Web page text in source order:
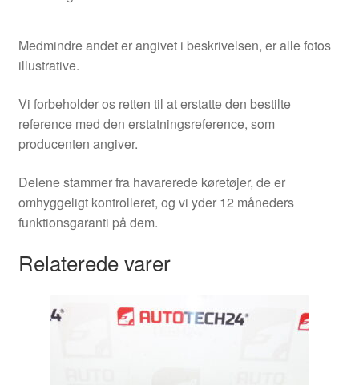
Medmindre andet er angivet i beskrivelsen, er alle fotos
illustrative.
Vi forbeholder os retten til at erstatte den bestilte
reference med den erstatningsreference, som
producenten angiver.
Delene stammer fra havarerede køretøjer, de er
omhyggeligt kontrolleret, og vi yder 12 måneders
funktionsgaranti på dem.
Relaterede varer